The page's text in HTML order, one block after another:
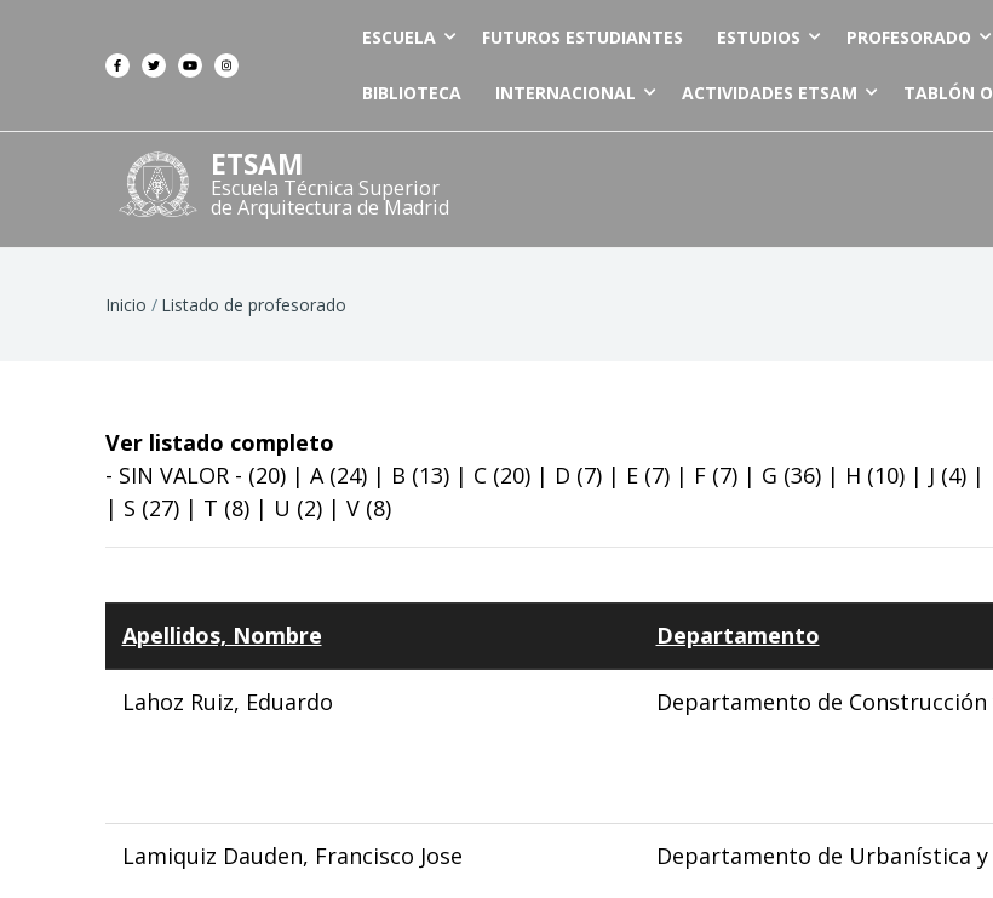
ESCUELA FUTUROS ESTUDIANTES ESTUDIOS PROFESORADO
BIBLIOTECA INTERNACIONAL ACTIVIDADES ETSAM TABLÓN
ETSAM
Escuela Técnica Superior
de Arquitectura de Madrid
Ruta
Inicio Listado de profesorado
Ver listado completo
- SIN VALOR - (20) | A(24) | B (13) | C (20) | D (7) | E (7) | F (7) | G (36) | H (10) | J (4) |
| S (27) | T (8) | U (2) | V (8)
Apellidos, Nombre Departamento
Lahoz Ruiz, Eduardo Departamento de
Lamiquiz Dauden, Francisco Jose Departamento de Urbanística